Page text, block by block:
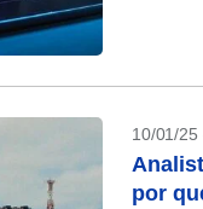
10/01/25
por